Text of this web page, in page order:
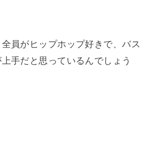
員がヒップホップ好きで、バス
手だと思っているんでしょう